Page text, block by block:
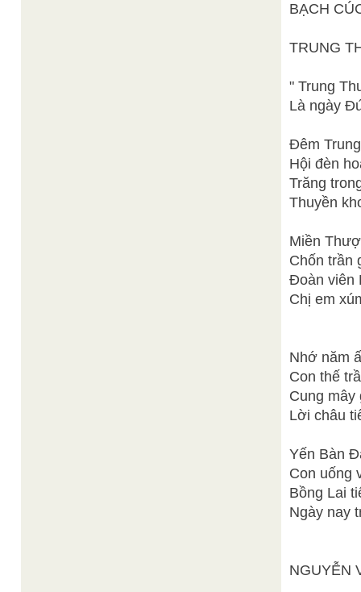
BẠCH
TRUNG
" Trung
Là ngày
Đêm
Hội đèn
Trăng
Thuyền
Miền
Chốn trần
Đoàn viên
Chị em
Nhớ năm
Con thế
Cung mây
Lời châu
Yến Bàn
Con uống
Bồng Lai
Ngày nay
NGUYỄN